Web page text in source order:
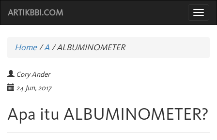
ARTIKBBI.COM
Home/A /ALBUMINOMETER
Cory Ander
24 Jun, 2017
Apa itu ALBUMINOMETER?